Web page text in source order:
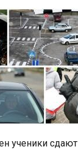
ученики сдают